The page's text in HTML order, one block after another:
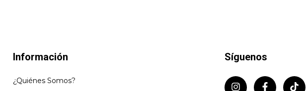
Información
¿Quiénes Somos?
Síguenos